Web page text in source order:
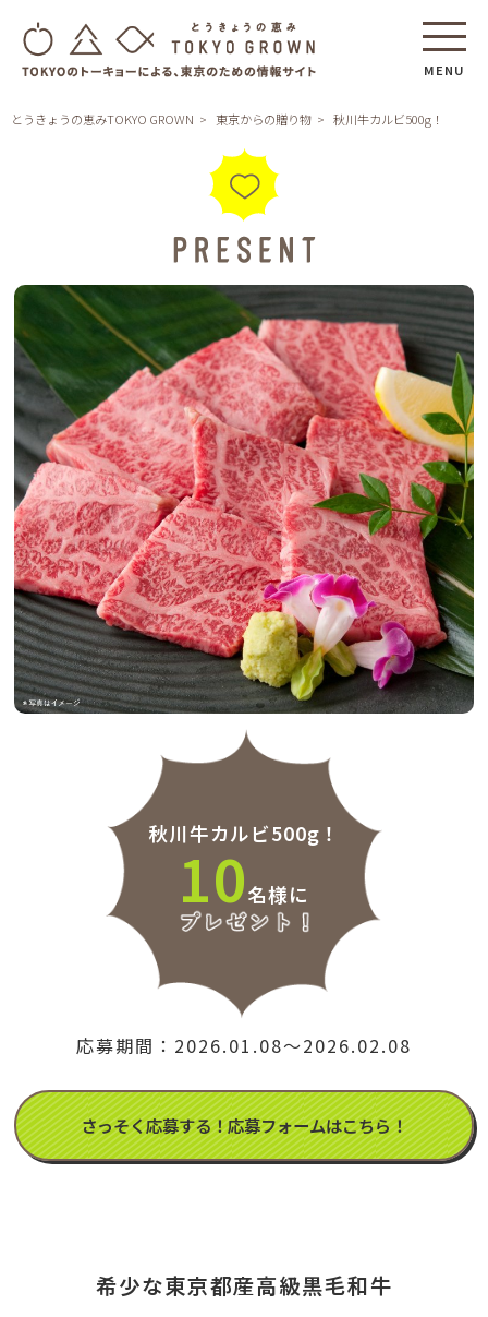
MENU
とうきょうの恵みTOKYO GROWN 東京からの贈り物 秋川牛カルビ500g！
秋川牛カルビ500g！
10名様に
応募期間：2026.01.08～2026.02.08
さっそく応募する！応募フォームはこちら！
希少な東京都産高級黒毛和牛